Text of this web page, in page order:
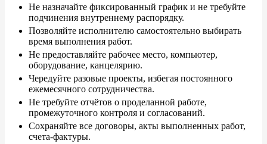
Не назначайте фиксированный график и не требуйте
подчинения внутреннему распорядку.
Позволяйте исполнителю самостоятельно выбирать
время выполнения работ.
Не предоставляйте рабочее место, компьютер,
оборудование, канцелярию.
Чередуйте разовые проекты, избегая постоянного
ежемесячного сотрудничества.
Не требуйте отчётов о проделанной работе,
промежуточного контроля и согласований.
Сохраняйте все договоры, акты выполненных работ,
счета-фактуры.